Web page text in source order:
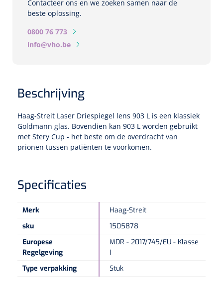
Biometers
Ultrasound biometers
Optische biometers
Fundus Cameras
Pachimeters
Echo
Opties
Speculaire Microscopen
Optotypeschermen
Contacteer ons en we zoeken samen naar de
beste oplossing.
0800 76 773
info@vho.be
Beschrijving
Haag-Streit Laser Driespiegel lens 903 L is een klassiek
Goldmann glas. Bovendien kan 903 L worden gebruikt
met Stery Cup - het beste om de overdracht van
prionen tussen patiënten te voorkomen.
Specificaties
Merk
Haag-Streit
sku
1505878
Europese
Regelgeving
MDR - 2017/745/EU - Klasse
I
Type verpakking
Stuk